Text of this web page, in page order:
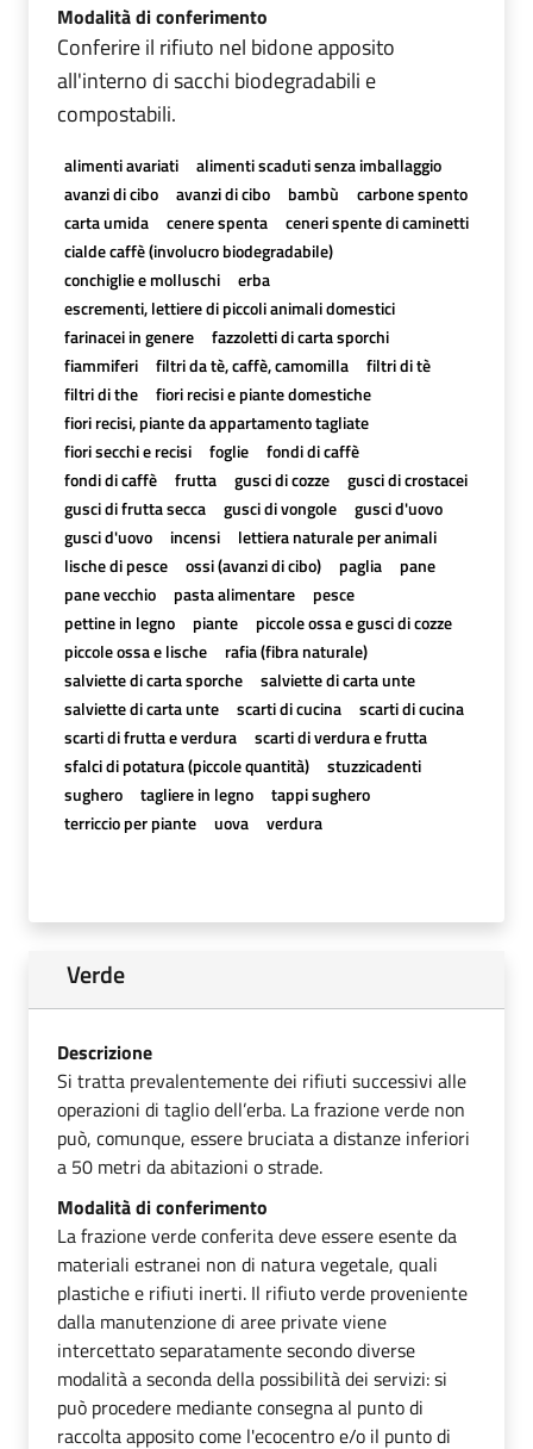
Modalità di conferimento
Conferire il rifiuto nel bidone apposito
all'interno di sacchi biodegradabili e
compostabili.
alimenti avariati
alimenti scaduti senza imballaggio
avanzi di cibo
avanzi di cibo bambù
carbone spento
carta umida
cenere spenta
ceneri spente di caminetti
cialde caffè (involucro biodegradabile)
conchiglie e molluschi
erba
escrementi, lettiere di piccoli animali domestici
farinacei in genere
fazzoletti di carta sporchi
fiammiferi
filtri da tè, caffè, camomilla
filtri di tè
filtri di the
fiori recisi e piante domestiche
fiori recisi, piante da appartamento tagliate
fiori secchi e recisi
foglie
fondi di caffè
fondi di caffè
frutta gusci di cozze
gusci di crostacei
gusci di frutta secca
gusci di vongole
gusci d'uovo
gusci d'uovo
incensi
lettiera naturale per animali
lische di pesce
ossi (avanzi di cibo) paglia
pane
pane vecchio
pasta alimentare
pesce
pettine in legno
piante
piccole ossa e gusci di cozze
piccole ossa e lische
rafia (fibra naturale)
salviette di carta sporche
salviette di carta unte
salviette di carta unte
scarti di cucina
scarti di cucina
scarti di frutta e verdura
scarti di verdura e frutta
sfalci di potatura (piccole quantità)
stuzzicadenti
sughero
tagliere in legno
tappi sughero
terriccio per piante
uova verdura
Verde
Descrizione
Si tratta prevalentemente dei rifiuti successivi alle
operazioni di taglio dell’erba. La frazione verde non
può, comunque, essere bruciata a distanze inferiori
a 50 metri da abitazioni o strade.
Modalità di conferimento
La frazione verde conferita deve essere esente da
materiali estranei non di natura vegetale, quali
plastiche e rifiuti inerti. Il rifiuto verde proveniente
dalla manutenzione di aree private viene
intercettato separatamente secondo diverse
modalità a seconda della possibilità dei servizi: si
può procedere mediante consegna al punto di
raccolta apposito come l'ecocentro e/o il punto di